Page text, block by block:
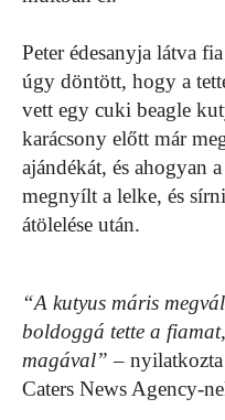
Peter édesanyja látva
úgy döntött, hogy a
vett egy cuki beagle
karácsony előtt már
ajándékát, és ahogyan
megnyílt a lelke, és
átölelése után.
“A kutyus máris
boldoggá tette a
magával” – nyilatkozta
Caters News Agency-